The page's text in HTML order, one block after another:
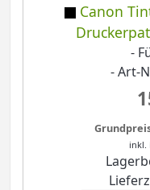
Canon
-
- Art-
inkl.